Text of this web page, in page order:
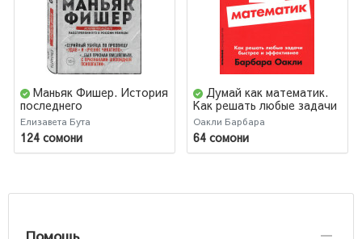
Маньяк Фишер. История
последнего
расстрелянного в России
убийцы
Елизавета Бута
124 сомони
Думай как математик.
Как решать любые задачи
быстрее и эффективнее
(М)
Оакли Барбара
64 сомони